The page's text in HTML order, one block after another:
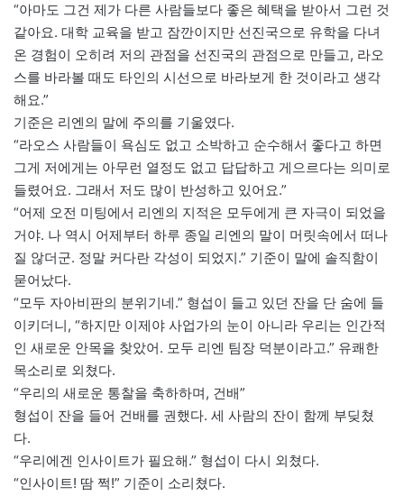
“아마도 그건 제가 다른 사람들보다 좋은 혜택을 받아서 그런 것
같아요. 대학 교육을 받고 잠깐이지만 선진국으로 유학을 다녀
온 경험이 오히려 저의 관점을 선진국의 관점으로 만들고, 라오
스를 바라볼 때도 타인의 시선으로 바라보게 한 것이라고 생각
해요.”
기준은 리엔의 말에 주의를 기울였다.
“라오스 사람들이 욕심도 없고 소박하고 순수해서 좋다고 하면
그게 저에게는 아무런 열정도 없고 답답하고 게으르다는 의미로
들렸어요. 그래서 저도 많이 반성하고 있어요.”
“어제 오전 미팅에서 리엔의 지적은 모두에게 큰 자극이 되었을
거야. 나 역시 어제부터 하루 종일 리엔의 말이 머릿속에서 떠나
질 않더군. 정말 커다란 각성이 되었지.” 기준이 말에 솔직함이
묻어났다.
“모두 자아비판의 분위기네.” 형섭이 들고 있던 잔을 단 숨에 들
이키더니, “하지만 이제야 사업가의 눈이 아니라 우리는 인간적
인 새로운 안목을 찾았어. 모두 리엔 팀장 덕분이라고.” 유쾌한
목소리로 외쳤다.
“우리의 새로운 통찰을 축하하며, 건배”
형섭이 잔을 들어 건배를 권했다. 세 사람의 잔이 함께 부딪쳤
다.
“우리에겐 인사이트가 필요해.” 형섭이 다시 외쳤다.
“인사이트! 땀 쩍!” 기준이 소리쳤다.